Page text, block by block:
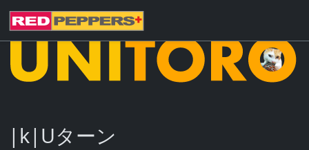
|k|Uターン